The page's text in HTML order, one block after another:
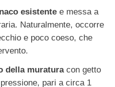
esistente e messa a
Naturalmente, occorre
e poco coeso, che
della muraturacon getto
pari a circa 1